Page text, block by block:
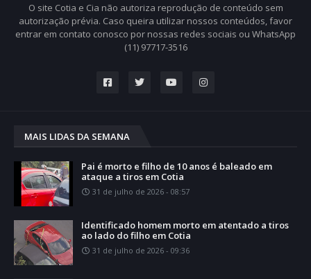
O site Cotia e Cia não autoriza reprodução de conteúdo sem
autorização prévia. Caso queira utilizar nossos conteúdos, favor
entrar em contato conosco por nossas redes sociais ou WhatsApp
(11) 97717-3516
MAIS LIDAS DA SEMANA
Pai é morto e filho de 10 anos é baleado em
ataque a tiros em Cotia
31 de julho de 2026 - 08:57
Identificado homem morto em atentado a tiros
ao lado do filho em Cotia
31 de julho de 2026 - 09:36